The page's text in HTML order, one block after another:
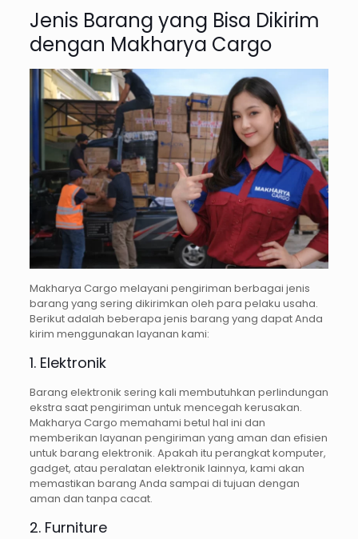
Jenis Barang yang Bisa Dikirim
dengan Makharya Cargo
Makharya Cargo melayani pengiriman berbagai jenis
barang yang sering dikirimkan oleh para pelaku usaha.
Berikut adalah beberapa jenis barang yang dapat Anda
kirim menggunakan layanan kami:
1. Elektronik
Barang elektronik sering kali membutuhkan perlindungan
ekstra saat pengiriman untuk mencegah kerusakan.
Makharya Cargo memahami betul hal ini dan
memberikan layanan pengiriman yang aman dan efisien
untuk barang elektronik. Apakah itu perangkat komputer,
gadget, atau peralatan elektronik lainnya, kami akan
memastikan barang Anda sampai di tujuan dengan
aman dan tanpa cacat.
2. Furniture